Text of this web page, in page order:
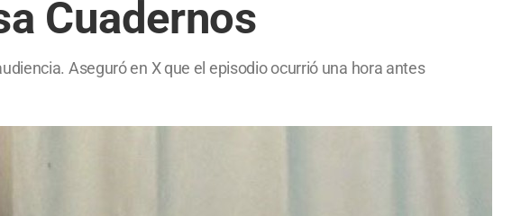
Cuadernos
Aseguró en X que el episodio ocurrió una hora antes